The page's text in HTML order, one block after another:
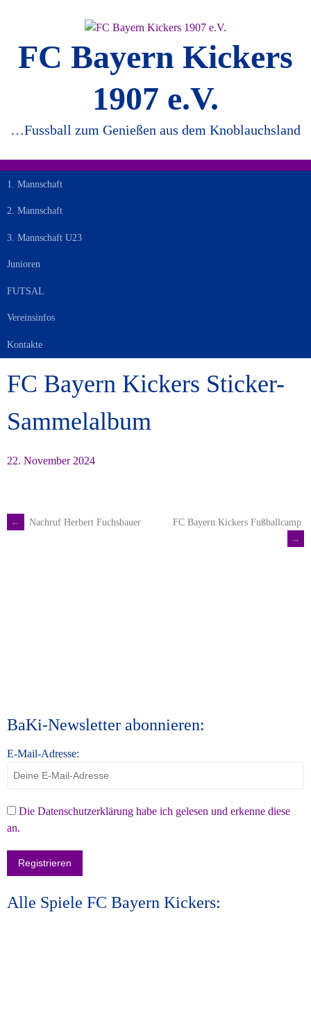
FC Bayern Kickers
1907 e.V.
…Fussball zum Genießen aus dem Knoblauchsland
1. Mannschaft
2. Mannschaft
3. Mannschaft U23
Junioren
FUTSAL
Vereinsinfos
Kontakte
FC Bayern Kickers Sticker-
Sammelalbum
22. November 2024
Artikel-
← Nachruf Herbert Fuchsbauer
FC Bayern Kickers Fußballcamp
→
BaKi-Newsletter abonnieren:
E-Mail-Adresse:
Die Datenschutzerklärung habe ich gelesen und erkenne diese
an.
Alle Spiele FC Bayern Kickers: